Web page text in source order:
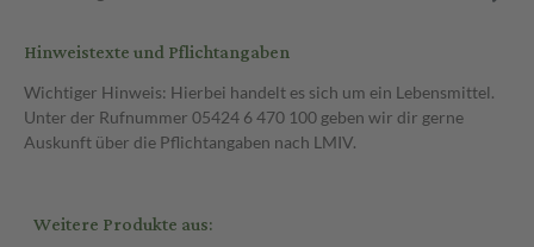
Hinweistexte und Pflichtangaben
Wichtiger Hinweis: Hierbei handelt es sich um ein Lebensmittel.
Unter der Rufnummer 05424 6 470 100 geben wir dir gerne
Auskunft über die Pflichtangaben nach LMIV.
Weitere Produkte aus: